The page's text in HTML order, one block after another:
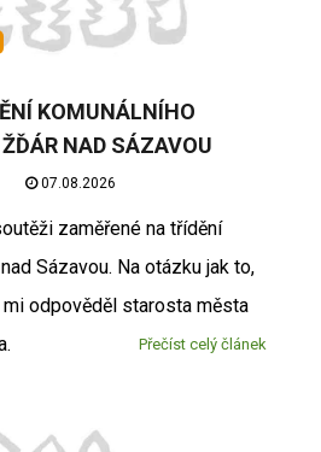
KOMUNÁLNÍHO
NAD SÁZAVOU
07.08.2026
zaměřené na třídění
Sázavou. Na otázku jak to,
odpověděl starosta města
Přečíst celý článek